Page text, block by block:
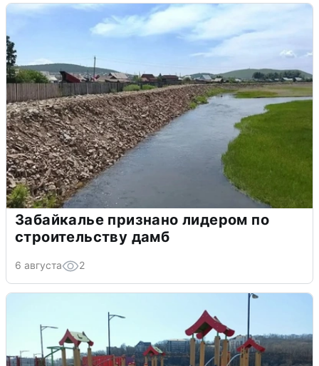
Забайкалье признано лидером по
строительству дамб
6 августа 2